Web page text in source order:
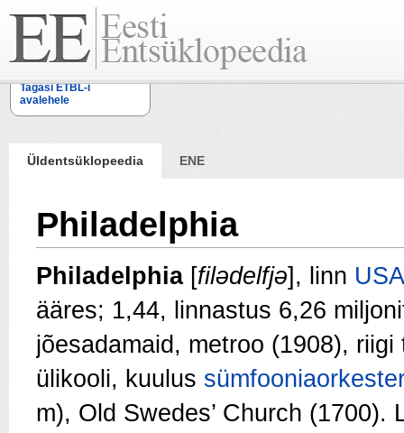
Tagasi ETBL-i
avalehele
Üldentsüklopeedia ENE
Philadelphia
Philadelphia[filәdelfjә], linn
ääres; 1,44, linnastus 6,26
jõesadamaid, metroo (1908),
ülikooli, kuulus sümfooniaorkester
m), Old Swedes’ Church (1700).